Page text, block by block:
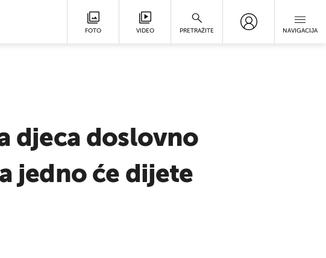
FOTO VIDEO PRETRAŽITE NAVIGACIJA
djeca doslovno
jedno će dijete